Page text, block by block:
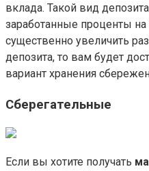
вклада. Такой вид
заработанные проценты на
существенно увеличить
депозита, то вам будет
вариант хранения
Сберегательные
Если вы хотите получать